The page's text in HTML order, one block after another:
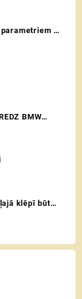
options
/
un
BMW
klēpī būt